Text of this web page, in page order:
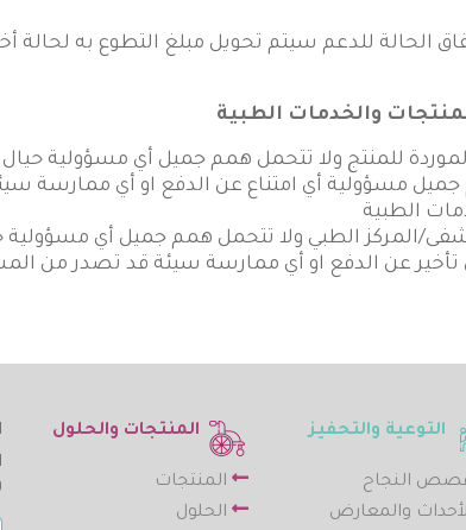
الحالة للدعم سيتم تحويل مبلغ التطوع به لحالة
والخدمات الطبية
للمنتج ولا تتحمل همم جميل أي مسؤولية حيال
جميل مسؤولية أي امتناع عن الدفع او أي ممارسة
الطبية
المركز الطبي ولا تتحمل همم جميل أي
عن الدفع او أي ممارسة سيئة قد تصدر من
التوعية والتحفيز
النجاح
والمعارض
المنتجات والحلول
المنتجات
الحلول